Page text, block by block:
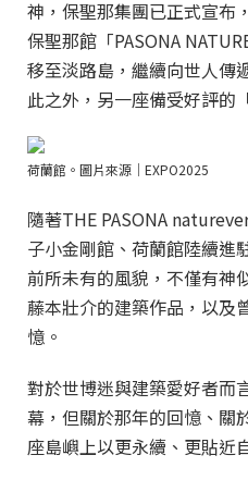
神，保聖那集團已正式宣布
保聖那館「PASONA
移至淡路島，繼續向世人傳
此之外，另一座備受好評的
荷蘭館。圖片來源｜EXPO2025
隨著THE PASONA
子小金剛館、荷蘭館陸續進
前所未有的風貌，不僅有神
藤本壯介的建築作品，以及
憶。
對於世博迷與建築愛好者而
幕，但關於那年的回憶、關
座島嶼上以更永續、更貼近